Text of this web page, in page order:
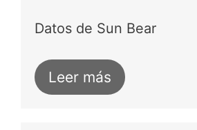
Datos de Sun Bear
Leer más